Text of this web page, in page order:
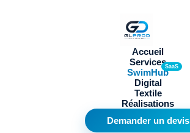
Accueil
Services
SwimHub
Digital
Textile
Réalisations
Demander un devis